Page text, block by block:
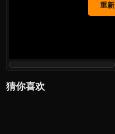
重
猜你喜欢